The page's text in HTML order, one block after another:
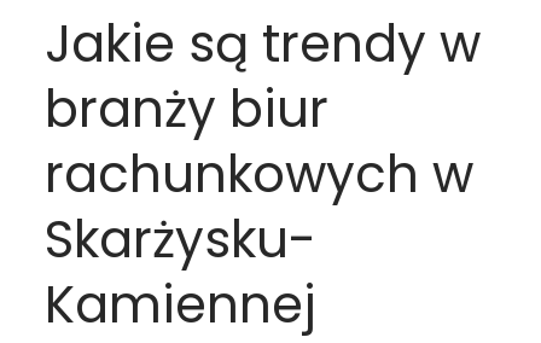
Jakie są trendy w
branży biur
rachunkowych w
Skarżysku-
Kamiennej